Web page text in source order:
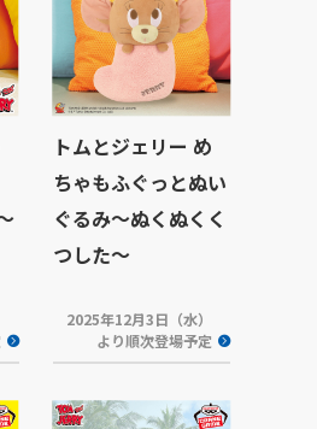
トムとジェリー め
ちゃもふぐっとぬい
ぐるみ～ぬくぬくく
つした～
2025年12月3日（水）
より順次登場予定